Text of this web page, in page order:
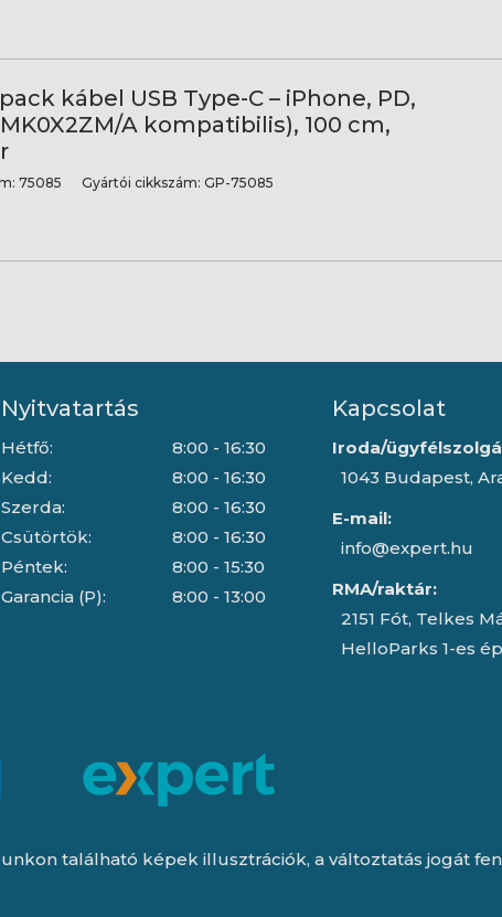
kábel USB Type-C – iPhone, PD,
A kompatibilis), 100 cm,
75085 Gyártói cikkszám: GP-75085
Nyitvatartás
Hétfő:
Kedd:
Szerda:
Csütörtök:
Péntek:
Garancia (P):
8:00 - 16:30
8:00 - 16:30
8:00 - 16:30
8:00 - 16:30
8:00 - 15:30
8:00 - 13:00
Kapcsolat
Iroda/
1043 Budapest,
E-mail:
info@expert.hu
RMA/raktár:
2151 Fót, Telkes
HelloParks 1-es
található képek illusztrációk, a változtatás jogát